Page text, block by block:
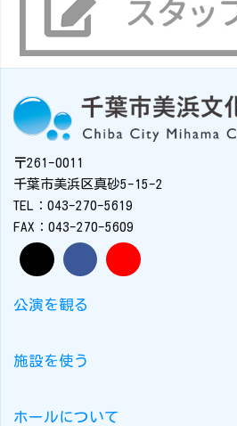
〒261-0011
千葉市美浜区真砂5-15-2
TEL：043-270-5619
FAX：043-270-5609
公演を観る
施設を使う
ホールについて